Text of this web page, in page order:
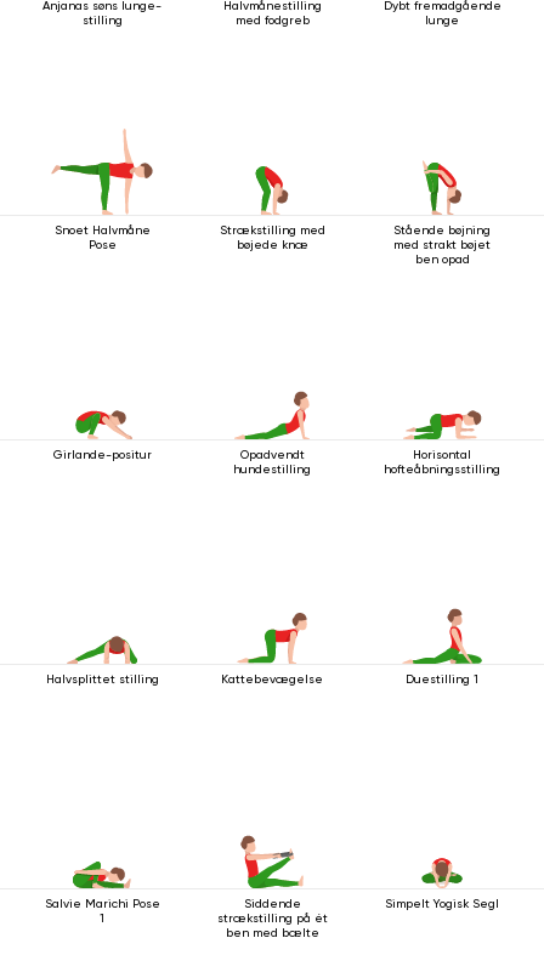
Anjanas søns lunge-
stilling
Halvmånestilling
med fodgreb
Dybt fremadgående
lunge
Snoet Halvmåne
Pose
Strækstilling med
bøjede knæ
Stående bøjning
med strakt bøjet
ben opad
Girlande-positur
Opadvendt
hundestilling
Horisontal
hofteåbningsstilling
Halvsplittet stilling Kattebevægelse Duestilling 1
Salvie Marichi Pose
1
Siddende
strækstilling på ét
ben med bælte
Simpelt Yogisk Segl